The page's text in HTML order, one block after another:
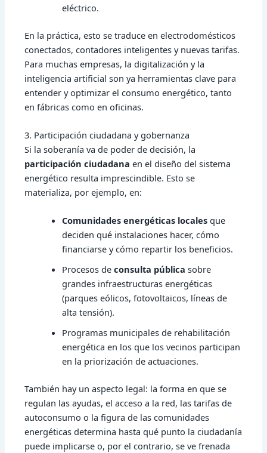
eléctrico.
En la práctica, esto se traduce en electrodomésticos
conectados, contadores inteligentes y nuevas tarifas.
Para muchas empresas, la digitalización y la
inteligencia artificial son ya herramientas clave para
entender y optimizar el consumo energético, tanto
en fábricas como en oficinas.
3. Participación ciudadana y gobernanza
Si la soberanía va de poder de decisión, la
participación ciudadana en el diseño del sistema
energético resulta imprescindible. Esto se
materializa, por ejemplo, en:
Comunidades energéticas locales que
deciden qué instalaciones hacer, cómo
financiarse y cómo repartir los beneficios.
Procesos deconsulta pública sobre
grandes infraestructuras energéticas
(parques eólicos, fotovoltaicos, líneas de
alta tensión).
Programas municipales de rehabilitación
energética en los que los vecinos participan
en la priorización de actuaciones.
También hay un aspecto legal: la forma en que se
regulan las ayudas, el acceso a la red, las tarifas de
autoconsumo o la figura de las comunidades
energéticas determina hasta qué punto la ciudadanía
puede implicarse o, por el contrario, se ve frenada